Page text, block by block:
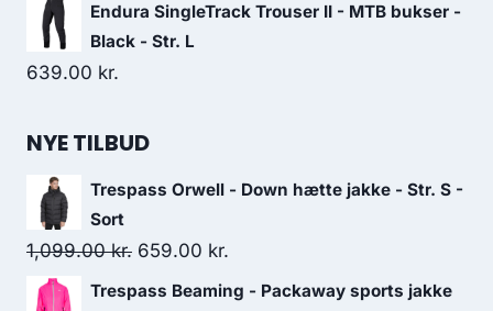
Endura SingleTrack Trouser II - MTB bukser -
Black - Str. L
639.00 kr.
NYE TILBUD
Trespass Orwell - Down hætte jakke - Str. S -
Sort
1,099.00kr. Original
price
659.00 kr.
price
Trespass Beaming - Packaway sports jakke